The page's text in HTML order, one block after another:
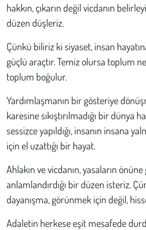
hakkın, çıkarın değil vicdanın
düzen düşleriz.
Çünkü biliriz ki siyaset, insan
güçlü araçtır. Temiz olursa toplum
toplum boğulur.
Yardımlaşmanın bir gösteriye
karesine sıkıştırılmadığı bir dünya
sessizce yapıldığı, insanın insana
için el uzattığı bir hayat.
Ahlakın ve vicdanın, yasaların
anlamlandırdığı bir düzen isteriz.
dayanışma, görünmek için değil,
Adaletin herkese eşit mesafede
Kent